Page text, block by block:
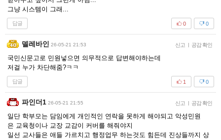
그냥 시스템이 그래...
답글 0
0
델레바인 26-05-21 21:53 신고 | 공감 확인
국민신문고로 민원넣으면 의무적으로 답변해야하는데
저걸 누가 차단해줌?ㅋㅋ
답글 0
1
파인더1 26-05-21 21:55 신고 | 공감 확인
일단 학부모는 담임에게 개인적인 연락을 못하게 해야되고 악성민원
은 교육청이나 교장 교감이 커버를 해줘야지
일선 교사들은 애들 가르치고 행정업무 하는것도 힘든데 진상들까지 상